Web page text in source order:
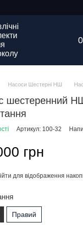
Насоси Шестерні НШ
шестеренний
Артикул: 100-32
грн
для відображення
Правий